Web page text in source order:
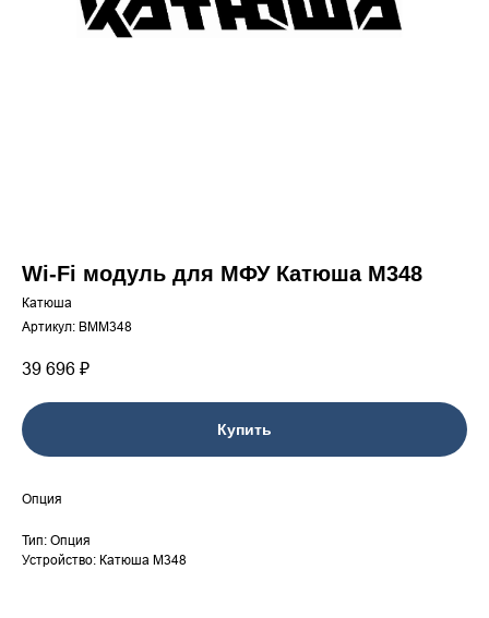
Wi-Fi модуль для МФУ Катюша М348
Катюша
Артикул: BMM348
39 696 ₽
Купить
Опция
Тип: Опция
Устройство: Катюша M348